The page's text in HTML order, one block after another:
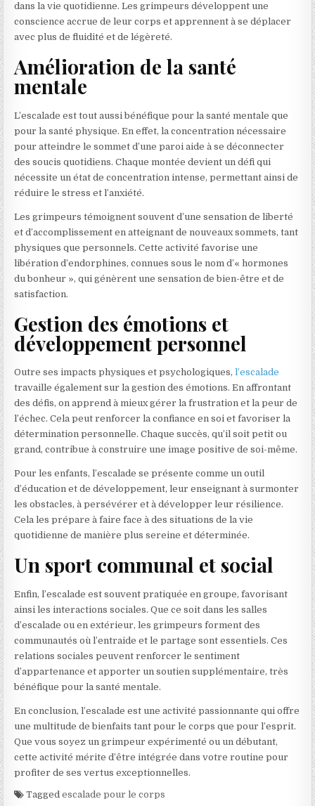
dans la vie quotidienne. Les grimpeurs développent une
conscience accrue de leur corps et apprennent à se déplacer
avec plus de fluidité et de légèreté.
Amélioration de la santé
mentale
L’escalade est tout aussi bénéfique pour la santé mentale que
pour la santé physique. En effet, la concentration nécessaire
pour atteindre le sommet d’une paroi aide à se déconnecter
des soucis quotidiens. Chaque montée devient un défi qui
nécessite un état de concentration intense, permettant ainsi de
réduire le stress et l’anxiété.
Les grimpeurs témoignent souvent d’une sensation de liberté
et d’accomplissement en atteignant de nouveaux sommets, tant
physiques que personnels. Cette activité favorise une
libération d’endorphines, connues sous le nom d’« hormones
du bonheur », qui génèrent une sensation de bien-être et de
satisfaction.
Gestion des émotions et
développement personnel
Outre ses impacts physiques et psychologiques,l’escalade
travaille également sur la gestion des émotions. En affrontant
des défis, on apprend à mieux gérer la frustration et la peur de
l’échec. Cela peut renforcer la confiance en soi et favoriser la
détermination personnelle. Chaque succès, qu’il soit petit ou
grand, contribue à construire une image positive de soi-même.
Pour les enfants, l’escalade se présente comme un outil
d’éducation et de développement, leur enseignant à surmonter
les obstacles, à persévérer et à développer leur résilience.
Cela les prépare à faire face à des situations de la vie
quotidienne de manière plus sereine et déterminée.
Un sport communal et social
Enfin, l’escalade est souvent pratiquée en groupe, favorisant
ainsi les interactions sociales. Que ce soit dans les salles
d’escalade ou en extérieur, les grimpeurs forment des
communautés où l’entraide et le partage sont essentiels. Ces
relations sociales peuvent renforcer le sentiment
d’appartenance et apporter un soutien supplémentaire, très
bénéfique pour la santé mentale.
En conclusion, l’escalade est une activité passionnante qui offre
une multitude de bienfaits tant pour le corps que pour l’esprit.
Que vous soyez un grimpeur expérimenté ou un débutant,
cette activité mérite d’être intégrée dans votre routine pour
profiter de ses vertus exceptionnelles.
Taggedescalade pour le corps